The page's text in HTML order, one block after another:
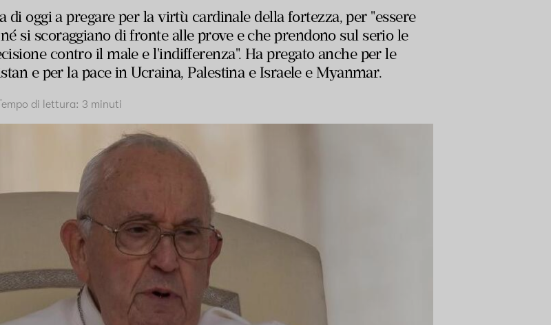
di oggi a pregare per la virtù cardinale della fortezza, per "essere
si scoraggiano di fronte alle prove e che prendono sul serio le
contro il male e l'indifferenza". Ha pregato anche per le
e per la pace in Ucraina, Palestina e Israele e Myanmar.
di lettura: 3 minuti